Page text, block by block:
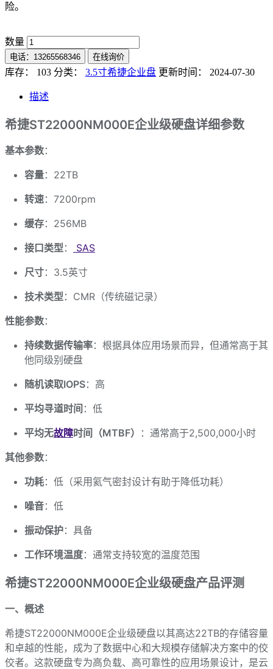
险。
数量
电话：13265568346 在线询价
库存： 103 分类： 3.5寸希捷企业盘 更新时间： 2024-07-30
描述
希捷ST22000NM000E企业级硬盘详细参数
基本参数：
容量：22TB
转速：7200rpm
缓存：256MB
接口类型 ：
SAS
尺寸：3.5英寸
技术类型 ：CMR（传统磁记录）
性能参数：
持续数据传输率：根据具体应用场景而异，但通常高于其
他同级别硬盘
随机读取IOPS：高
平均寻道时间 ：低
平均无故障时间（MTBF）
：通常高于2,500,000小时
其他参数：
功耗：低（采用氦气密封设计有助于降低功耗）
噪音：低
振动保护：具备
工作环境温度：通常支持较宽的温度范围
希捷ST22000NM000E企业级硬盘产品评测
一、概述
希捷ST22000NM000E企业级硬盘以其高达22TB的存储容量
和卓越的性能，成为了数据中心和大规模存储解决方案中的佼
佼者。这款硬盘专为高负载、高可靠性的应用场景设计，是云